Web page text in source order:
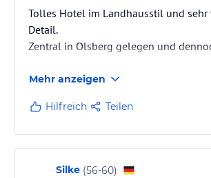
Tolles Hotel im Landhausstil und sehr
Detail.
Zentral in Olsberg gelegen und
Mehr anzeigen
Hilfreich Teilen
Silke (56-60)